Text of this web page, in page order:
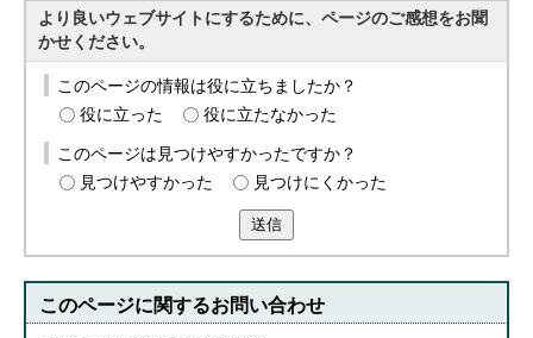
より良いウェブサイトにするために、ページのご感想をお聞
かせください。
このページの情報は役に立ちましたか？
役に立った
役に立たなかった
このページは見つけやすかったですか？
見つけやすかった
見つけにくかった
送信
このページに関するお問い合わせ